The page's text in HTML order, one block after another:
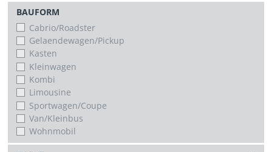
BAUFORM
Cabrio/Roadster
Gelaendewagen/Pickup
Kasten
Kleinwagen
Kombi
Limousine
Sportwagen/Coupe
Van/Kleinbus
Wohnmobil